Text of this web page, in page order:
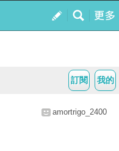
我的
訂閱
amortrigo_2400